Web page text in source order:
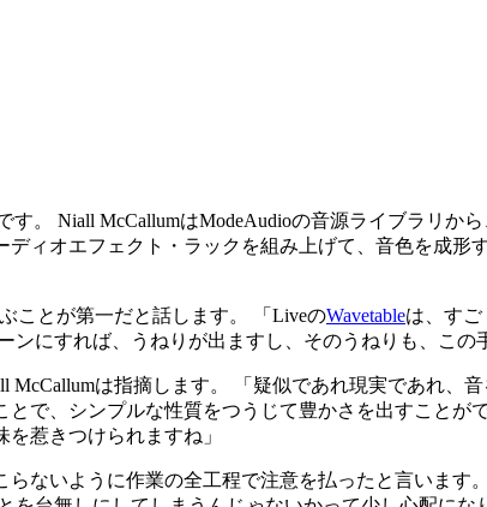
す。 Niall McCallumはModeAudioの音源ライブラリか
ィオエフェクト・ラックを組み上げて、音色を成形
ことが第一だと話します。 「LiveのWavetableは、す
にすれば、うねりが出ますし、そのうねりも、この
は指摘します。 「疑似であれ現実であれ、
で、シンプルな性質をつうじて豊かさを出すことが
惹きつけられますね」
ないように作業の全工程で注意を払ったと言います